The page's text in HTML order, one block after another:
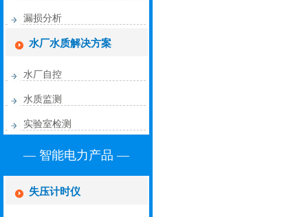
漏损分析
水厂水质解决方案
水厂自控
水质监测
实验室检测
— 智能电力产品 —
失压计时仪